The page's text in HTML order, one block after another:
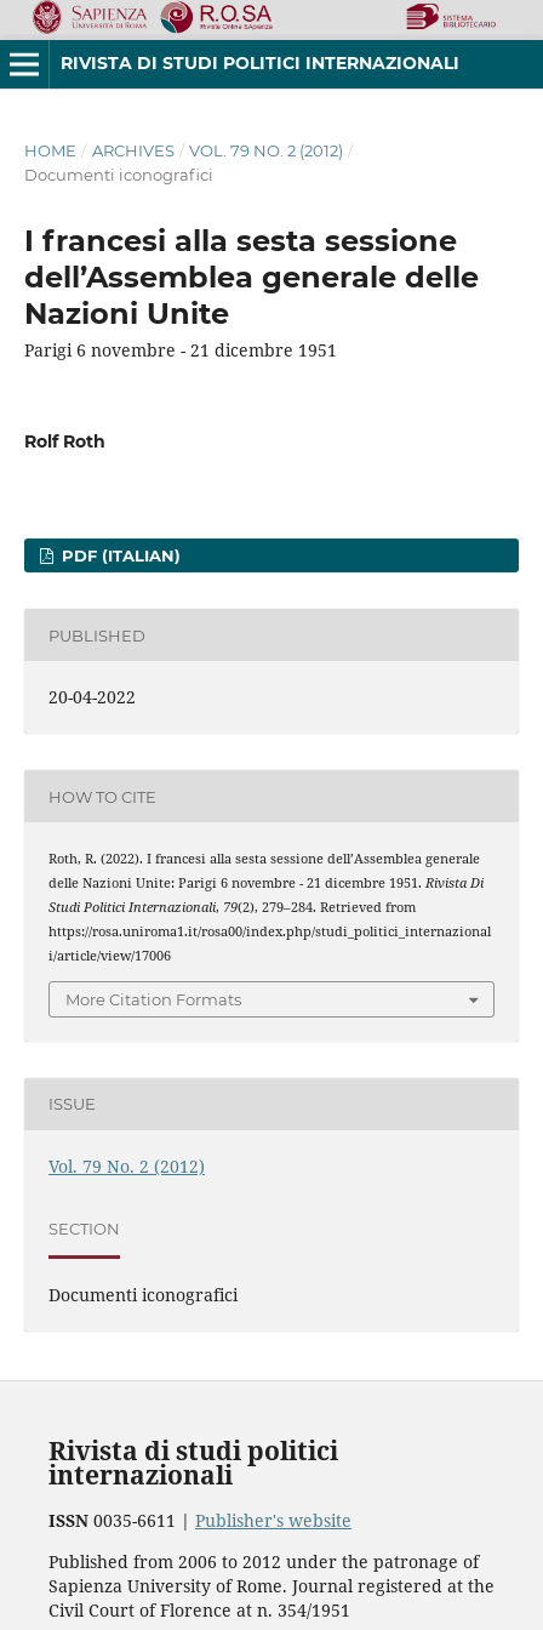
RIVISTA DI STUDI POLITICI INTERNAZIONALI
HOME / ARCHIVES / VOL. 79 NO. 2 (2012) /
Documenti iconografici
I francesi alla sesta sessione
dell’Assemblea generale delle
Nazioni Unite
Parigi 6 novembre - 21 dicembre 1951
Rolf Roth
PDF (ITALIAN)
PUBLISHED
20-04-2022
HOW TO CITE
Roth, R. (2022). I francesi alla sesta sessione dell’Assemblea generale
delle Nazioni Unite: Parigi 6 novembre - 21 dicembre 1951. Rivista Di
Studi Politici Internazionali, 79(2), 279–284. Retrieved from
https://rosa.uniroma1.it/rosa00/index.php/studi_politici_internazional
i/article/view/17006
More Citation Formats
ISSUE
Vol. 79 No. 2 (2012)
SECTION
Documenti iconografici
Rivista di studi politici
internazionali
ISSN0035-6611 | Publisher's website
Published from 2006 to 2012 under the patronage of
Sapienza University of Rome. Journal registered at the
Civil Court of Florence at n. 354/1951